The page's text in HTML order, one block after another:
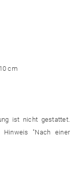
cm
ist nicht gestattet.
Hinweis "Nach einer